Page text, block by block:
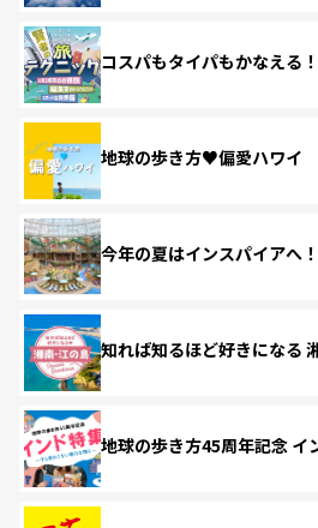
コスパもタイパもかなえる
地球の歩き方♥偏愛ハワイ
今年の夏はインスパイアへ！
知れば知るほど好きになる
地球の歩き方45周年記念 イ